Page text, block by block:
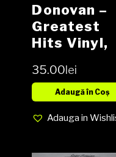
Donovan –
Greatest
Hits Vinyl,
media EX
35.00lei
Adaugă în Coș
Adauga in